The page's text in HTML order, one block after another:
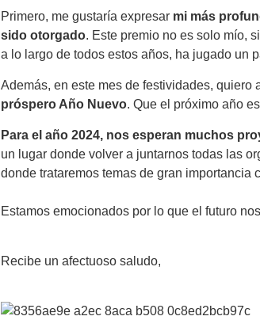
Primero, me gustaría expresar mi más
sido otorgado. Este premio no es solo mío,
a lo largo de todos estos años, ha jugado un
Además, en este mes de festividades, quiero
próspero Año Nuevo. Que el próximo año
Para el año 2024, nos esperan muchos
un lugar donde volver a juntarnos todas las
donde trataremos temas de gran
Estamos emocionados por lo que el futuro
Recibe un afectuoso saludo,